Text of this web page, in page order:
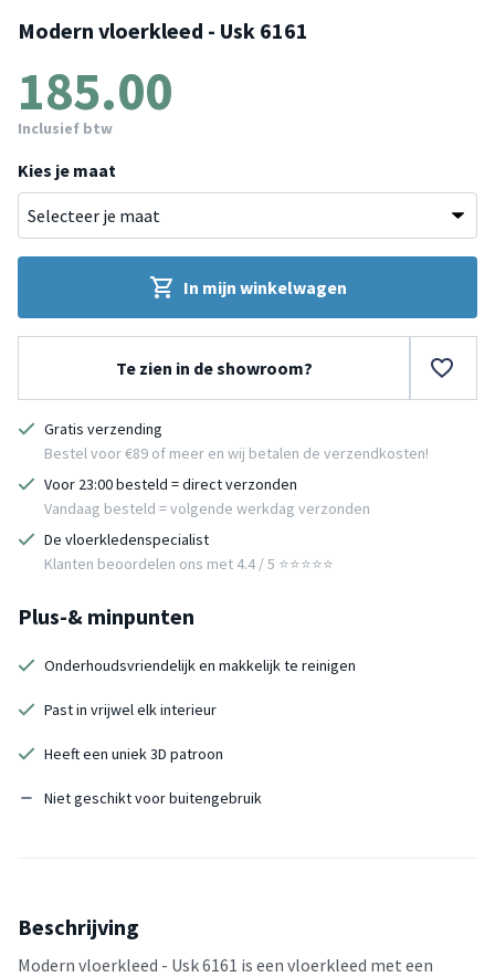
Modern vloerkleed - Usk 6161
185.00
Inclusief btw
Kies je maat
In mijn winkelwagen
Te zien in de showroom?
Gratis verzending
Bestel voor €89 of meer en wij betalen de verzendkosten!
Voor 23:00 besteld = direct verzonden
Vandaag besteld = volgende werkdag verzonden
De vloerkledenspecialist
Klanten beoordelen ons met 4.4 / 5 ⭐⭐⭐⭐⭐
Plus-& minpunten
Onderhoudsvriendelijk en makkelijk te reinigen
Past in vrijwel elk interieur
Heeft een uniek 3D patroon
Niet geschikt voor buitengebruik
Beschrijving
Modern vloerkleed - Usk 6161 is een vloerkleed met een